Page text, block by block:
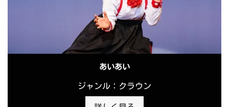
あいあい
ジャンル：クラウン